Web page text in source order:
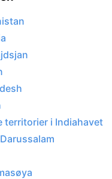
i Indiahavet